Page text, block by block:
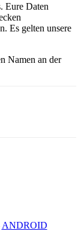
Eure Daten
Es gelten unsere
Namen an der
ANDROID